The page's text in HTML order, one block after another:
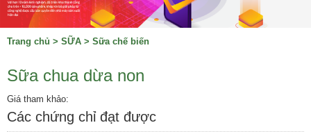
Trang chủ > SỮA > Sữa chế biến
Sữa chua dừa non
Giá tham khảo:
Các chứng chỉ đạt được